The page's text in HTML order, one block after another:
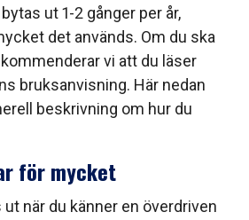
ut 1-2 gånger per år,
det används. Om du ska
vi att du läser
bruksanvisning. Här nedan
beskrivning om hur du
för mycket
när du känner en överdriven